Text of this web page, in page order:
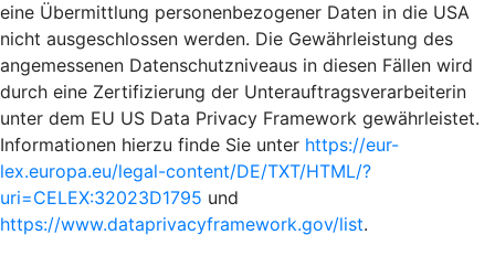
eine Übermittlung personenbezogener Daten in die USA
nicht ausgeschlossen werden. Die Gewährleistung des
angemessenen Datenschutzniveaus in diesen Fällen wird
durch eine Zertifizierung der Unterauftragsverarbeiterin
unter dem EU US Data Privacy Framework gewährleistet.
Informationen hierzu finde Sie unter https://eur-
lex.europa.eu/legal-content/DE/TXT/HTML/?
uri=CELEX:32023D1795 und
https://www.dataprivacyframework.gov/list.